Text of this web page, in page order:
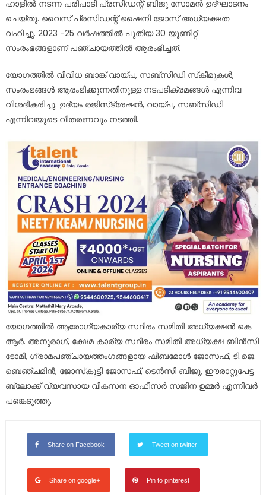
ഹാളിൽ നടന്ന പരിപാടി പ്രസിഡന്റ് ബിജു സോമൻ ഉദ്ഘാടനം
ചെയ്തു. വൈസ് പ്രസിഡന്റ് ഷൈനി ജോസ് അധ്യക്ഷത
വഹിച്ചു. 2023 -25 വർഷത്തിൽ പുതിയ 30 യൂണിറ്റ്
സംരംഭങ്ങളാണ് പഞ്ചായത്തിൽ ആരംഭിച്ചത്.
യോഗത്തിൽ വിവിധ ബാങ്ക് വായ്പ, സബ്സിഡി സ്‌കീമുകൾ,
സംരംഭങ്ങൾ ആരംഭിക്കുന്നതിനുള്ള നടപടിക്രമങ്ങൾ എന്നിവ
വിശദീകരിച്ചു. ഉദ്യം രജിസ്‌ട്രേഷൻ, വായ്പ, സബ്സിഡി
എന്നിവയുടെ വിതരണവും നടത്തി.
യോഗത്തിൽ ആരോഗ്യകാര്യ സ്ഥിരം സമിതി അധ്യക്ഷൻ കെ.
ആർ. അനുരാഗ്, ക്ഷേമ കാര്യ സ്ഥിരം സമിതി അധ്യക്ഷ ബിൻസി
ടോമി, ഗ്രാമപഞ്ചായത്തംഗങ്ങളായ ഷീബമോൾ ജോസഫ്, ടി.ജെ.
ബെഞ്ചമിൻ, ജോസ്‌കുട്ടി ജോസഫ്, ടെൻസി ബിജു, ഈരാറ്റുപേട്ട
ബ്ലോക്ക് വ്യവസായ വികസന ഓഫീസർ സജിന ഉമ്മർ എന്നിവർ
പങ്കെടുത്തു.
Share on Facebook Tweet on twitter
Share on google+ Pin to pinterest